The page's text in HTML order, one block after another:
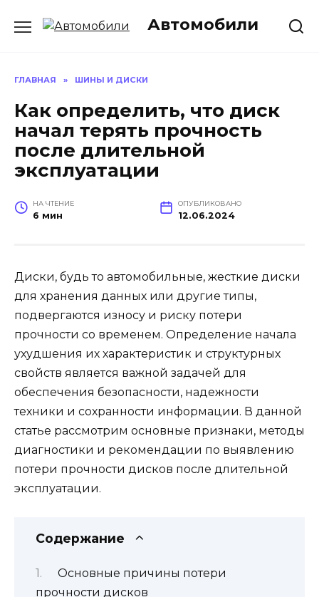
Автомобили
ГЛАВНАЯ » ШИНЫ И ДИСКИ
Как определить, что диск
начал терять прочность
после длительной
эксплуатации
НА ЧТЕНИЕ
6 мин
ОПУБЛИКОВАНО
12.06.2024
Диски, будь то автомобильные, жесткие диски
для хранения данных или другие типы,
подвергаются износу и риску потери
прочности со временем. Определение начала
ухудшения их характеристик и структурных
свойств является важной задачей для
обеспечения безопасности, надежности
техники и сохранности информации. В данной
статье рассмотрим основные признаки, методы
диагностики и рекомендации по выявлению
потери прочности дисков после длительной
эксплуатации.
Содержание
Основные причины потери
прочности дисков